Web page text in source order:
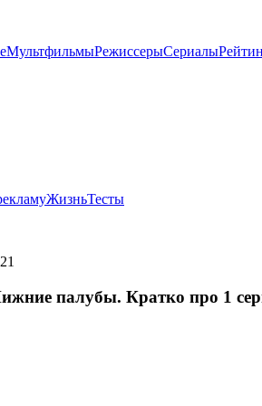
МультфильмыРежиссерыСериалы
ЖизньТесты
палубы. Кратко про 1